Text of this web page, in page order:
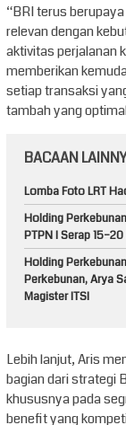
“BRI terus
relevan dengan
aktivitas perjalanan
memberikan
setiap transaksi
tambah yang
BACAAN
Lomba Foto LRT
Holding
PTPN I Serap
Holding
Perkebunan, Arya
Magister ITSI
Lebih lanjut, Aris
bagian dari strategi
khususnya pada
benefit yang